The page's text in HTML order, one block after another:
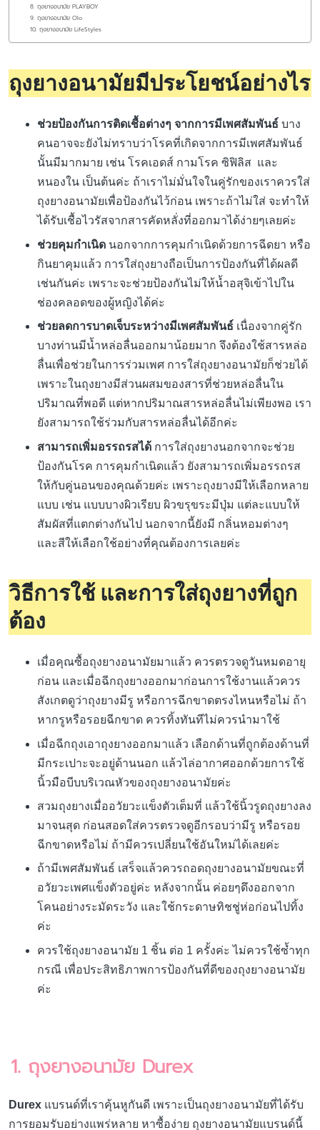
8. ถุงยางอนามัย PLAYBOY
9. ถุงยางอนามัย Olo
10. ถุงยางอนามัย LifeStyles
ถุงยางอนามัยมีประโยชน์อย่างไร
ช่วยป้องกันการติดเชื้อต่างๆ จากการมีเพศสัมพันธ์ บาง
คนอาจจะยังไม่ทราบว่าโรคที่เกิดจากการมีเพศสัมพันธ์
นั้นมีมากมาย เช่น โรคเอดส์ กามโรค ซิฟิลิส และ
หนองใน เป็นต้นค่ะ ถ้าเราไม่มั่นใจในคู่รักของเราควรใส่
ถุงยางอนามัยเพื่อป้องกันไว้ก่อน เพราะถ้าไม่ใส่ จะทำให้
ได้รับเชื้อไวรัสจากสารคัดหลั่งที่ออกมาได้ง่ายๆเลยค่ะ
ช่วยคุมกำเนิด นอกจากการคุมกำเนิดด้วยการฉีดยา หรือ
กินยาคุมแล้ว การใส่ถุงยางถือเป็นการป้องกันที่ได้ผลดี
เช่นกันค่ะ เพราะจะช่วยป้องกันไม่ให้น้ำอสุจิเข้าไปใน
ช่องคลอดของผู้หญิงได้ค่ะ
ช่วยลดการบาดเจ็บระหว่างมีเพศสัมพันธ์ เนื่องจากคู่รัก
บางท่านมีน้ำหล่อลื่นออกมาน้อยมาก จึงต้องใช้สารหล่อ
ลื่นเพื่อช่วยในการร่วมเพศ การใส่ถุงยางอนามัยก็ช่วยได้
เพราะในถุงยางมีส่วนผสมของสารที่ช่วยหล่อลื่นใน
ปริมาณที่พอดี แต่หากปริมาณสารหล่อลื่นไม่เพียงพอ เรา
ยังสามารถใช้ร่วมกับสารหล่อลื่นได้อีกค่ะ
สามารถเพิ่มอรรถรสได้ การใส่ถุงยางนอกจากจะช่วย
ป้องกันโรค การคุมกำเนิดแล้ว ยังสามารถเพิ่มอรรถรส
ให้กับคู่นอนของคุณด้วยค่ะ เพราะถุงยางมีให้เลือกหลาย
แบบ เช่น แบบบางผิวเรียบ ผิวขรุขระมีปุ่ม แต่ละแบบให้
สัมผัสที่แตกต่างกันไป นอกจากนี้ยังมี กลิ่นหอมต่างๆ
และสีให้เลือกใช้อย่างที่คุณต้องการเลยค่ะ
วิธีการใช้ และการใส่ถุงยางที่ถูก
ต้อง
เมื่อคุณซื้อถุงยางอนามัยมาแล้ว ควรตรวจดูวันหมดอายุ
ก่อน และเมื่อฉีกถุงยางออกมาก่อนการใช้งานแล้วควร
สังเกตดูว่าถุงยางมีรู หรือการฉีกขาดตรงไหนหรือไม่ ถ้า
หากรูหรือรอยฉีกขาด ควรทิ้งทันทีไม่ควรนำมาใช้
เมื่อฉีกถุงเอาถุงยางออกมาแล้ว เลือกด้านที่ถูกต้องด้านที่
มีกระเปาะจะอยู่ด้านนอก แล้วไล่อากาศออกด้วยการใช้
นิ้วมือบีบบริเวณหัวของถุงยางอนามัยค่ะ
สวมถุงยางเมื่ออวัยวะแข็งตัวเต็มที่ แล้วใช้นิ้วรูดถุงยางลง
มาจนสุด ก่อนสอดใส่ควรตรวจดูอีกรอบว่ามีรู หรือรอย
ฉีกขาดหรือไม่ ถ้ามีควรเปลี่ยนใช้อันใหม่ได้เลยค่ะ
ถ้ามีเพศสัมพันธ์ เสร็จแล้วควรถอดถุงยางอนามัยขณะที่
อวัยวะเพศแข็งตัวอยู่ค่ะ หลังจากนั้น ค่อยๆดึงออกจาก
โคนอย่างระมัดระวัง และใช้กระดาษทิชชู่ห่อก่อนไปทิ้ง
ค่ะ
ควรใช้ถุงยางอนามัย 1 ชิ้น ต่อ 1 ครั้งค่ะ ไม่ควรใช้ซ้ำทุก
กรณี เพื่อประสิทธิภาพการป้องกันที่ดีของถุงยางอนามัย
ค่ะ
1. ถุงยางอนามัย Durex
Durex แบรนด์ที่เราคุ้นหูกันดี เพราะเป็นถุงยางอนามัยที่ได้รับ
การยอมรับอย่างแพร่หลาย หาซื้อง่าย ถุงยางอนามัยแบรนด์นี้